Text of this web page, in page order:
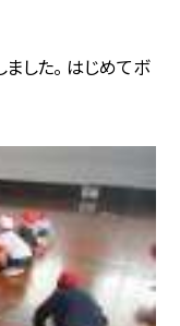
した。 はじめてボ